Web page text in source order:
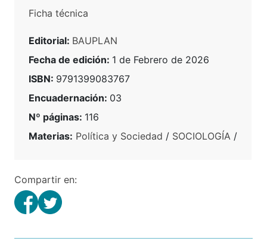
Ficha técnica
Editorial: BAUPLAN
Fecha de edición: 1 de Febrero de 2026
ISBN: 9791399083767
Encuadernación: 03
Nº páginas: 116
Materias: Política y Sociedad / SOCIOLOGÍA /
Compartir en: